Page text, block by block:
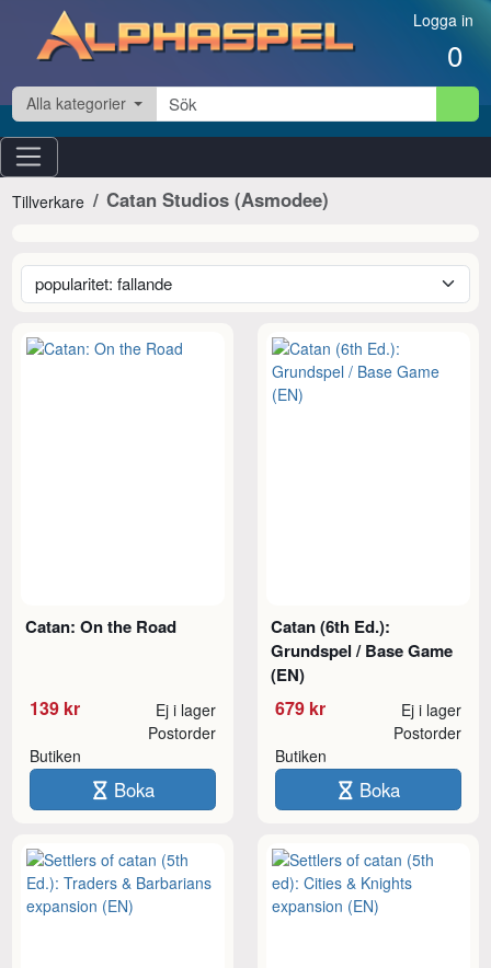
Hoppa till innehåll Logga in
0
Alla kategorier
Tillverkare Catan Studios (Asmodee)
Catan: On the Road
139 kr Ej i lager
Butiken
Postorder
Boka
Catan (6th Ed.):
Grundspel / Base Game
(EN)
679 kr Ej i lager
Butiken
Postorder
Boka